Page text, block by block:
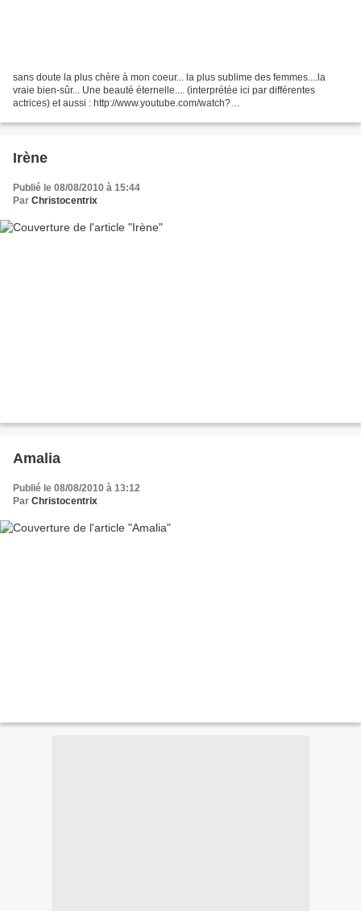
sans doute la plus chère à mon coeur... la plus sublime des femmes....la
vraie bien-sûr... Une beauté éternelle.... (interprétée ici par différentes
actrices) et aussi : http://www.youtube.com/watch?
Irène
Publié le 08/08/2010 à 15:44
Par Christocentrix
Amalia
Publié le 08/08/2010 à 13:12
Par Christocentrix